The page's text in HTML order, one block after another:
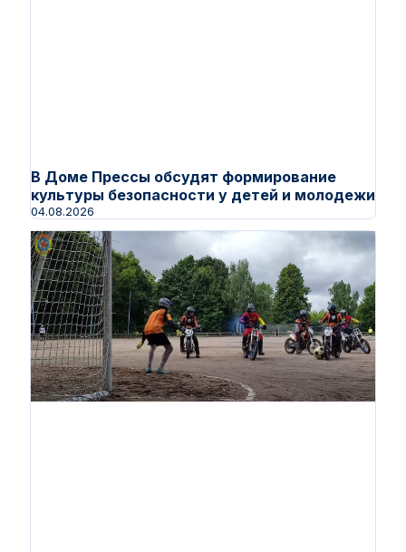
В Доме Прессы обсудят формирование
культуры безопасности у детей и молодежи
04.08.2026